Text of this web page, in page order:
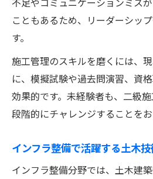
こともあるため、リーダーシッ
す。
施工管理のスキルを磨くには、
に、模擬試験や過去問演習、資
効果的です。未経験者も、二級
段階的にチャレンジすることをお
インフラ整備で活躍する土木
インフラ整備分野では、土木建